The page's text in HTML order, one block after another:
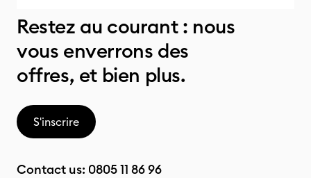
Restez au courant : nous
vous enverrons des
offres, et bien plus.
S'inscrire
Contact us: 0805 11 86 96